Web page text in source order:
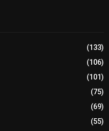
(133)
(106)
(101)
(75)
(69)
(55)